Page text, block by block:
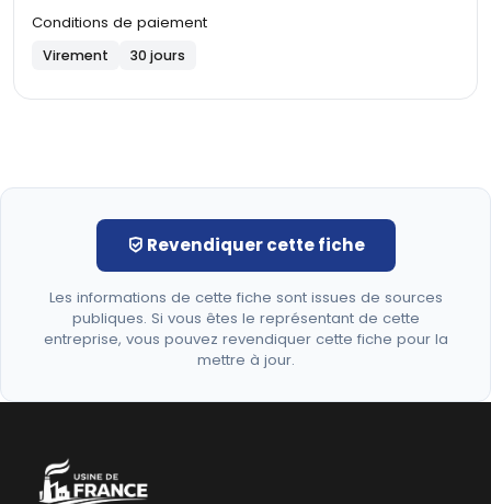
Conditions de paiement
Virement 30 jours
Revendiquer cette fiche
Les informations de cette fiche sont issues de sources
publiques. Si vous êtes le représentant de cette
entreprise, vous pouvez revendiquer cette fiche pour la
mettre à jour.